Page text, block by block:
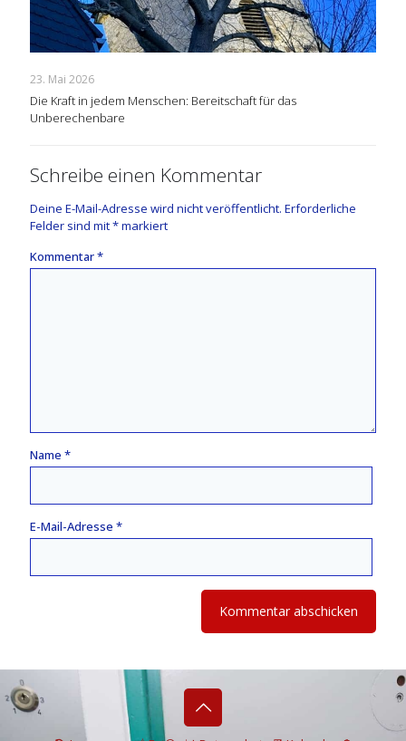
23. Mai 2026
Die Kraft in jedem Menschen: Bereitschaft für das
Unberechenbare
Schreibe einen Kommentar
Deine E-Mail-Adresse wird nicht veröffentlicht. Erforderliche
Felder sind mit*markiert
Kommentar*
Name *
E-Mail-Adresse *